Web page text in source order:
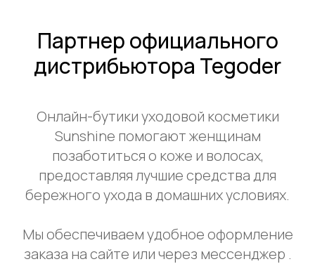
Партнер официального
дистрибьютора Tegoder
Онлайн-бутики уходовой косметики
Sunshine помогают женщинам
позаботиться о коже и волосах,
предоставляя лучшие средства для
бережного ухода в домашних условиях.
Мы обеспечиваем удобное оформление
заказа на сайте или через мессенджер .